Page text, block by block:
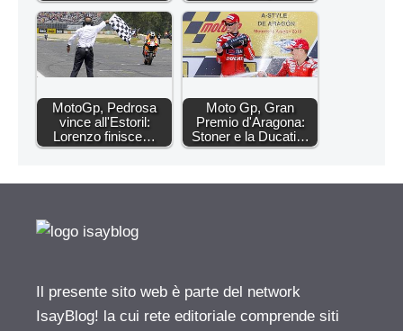
MotoGp, Pedrosa
vince all'Estoril:
Lorenzo finisce…
Moto Gp, Gran
Premio d'Aragona:
Stoner e la Ducati…
Il presente sito web è parte del network
IsayBlog! la cui rete editoriale comprende siti